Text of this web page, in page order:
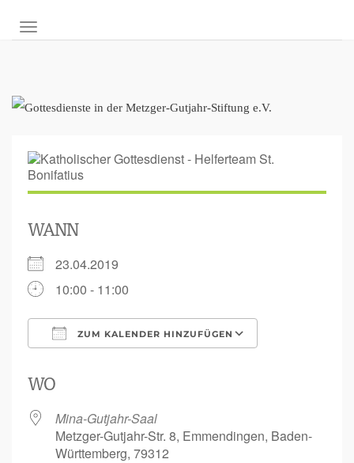
NAVIGATION UMSCHALTEN
WANN
23.04.2019
10:00 - 11:00
ZUM KALENDER HINZUFÜGEN
WO
Mina-Gutjahr-Saal
Metzger-Gutjahr-Str. 8, Emmendingen, Baden-
Württemberg, 79312